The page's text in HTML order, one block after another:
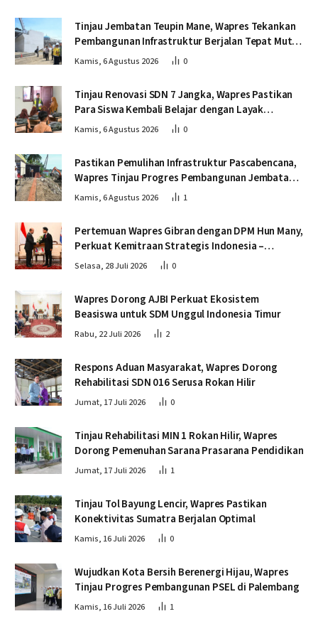
Tinjau Jembatan Teupin Mane, Wapres Tekankan
Pembangunan Infrastruktur Berjalan Tepat Mutu
dan Tepat Waktu
Kamis, 6 Agustus 2026 0
Tinjau Renovasi SDN 7 Jangka, Wapres Pastikan
Para Siswa Kembali Belajar dengan Layak
Pascabencana
Kamis, 6 Agustus 2026 0
Pastikan Pemulihan Infrastruktur Pascabencana,
Wapres Tinjau Progres Pembangunan Jembatan
Krueng Tingkeum Bireuen
Kamis, 6 Agustus 2026 1
Pertemuan Wapres Gibran dengan DPM Hun Many,
Perkuat Kemitraan Strategis Indonesia –
Kamboja
Selasa, 28 Juli 2026 0
Wapres Dorong AJBI Perkuat Ekosistem
Beasiswa untuk SDM Unggul Indonesia Timur
Rabu, 22 Juli 2026 2
Respons Aduan Masyarakat, Wapres Dorong
Rehabilitasi SDN 016 Serusa Rokan Hilir
Jumat, 17 Juli 2026 0
Tinjau Rehabilitasi MIN 1 Rokan Hilir, Wapres
Dorong Pemenuhan Sarana Prasarana Pendidikan
Jumat, 17 Juli 2026 1
Tinjau Tol Bayung Lencir, Wapres Pastikan
Konektivitas Sumatra Berjalan Optimal
Kamis, 16 Juli 2026 0
Wujudkan Kota Bersih Berenergi Hijau, Wapres
Tinjau Progres Pembangunan PSEL di Palembang
Kamis, 16 Juli 2026 1